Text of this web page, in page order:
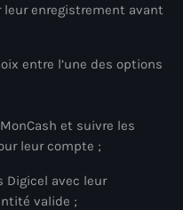
enregistrement avant
entre l’une des options
et suivre les
leur compte ;
Digicel avec leur
valide ;